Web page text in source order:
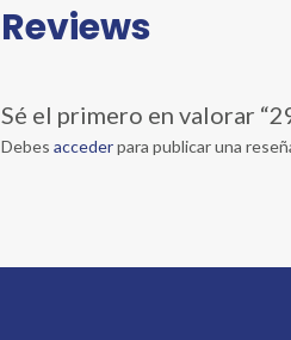
Reviews
Sé el primero en valorar
Debesaccederpara publicar una